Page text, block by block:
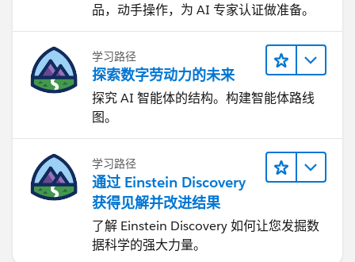
品，动手操作，为 AI 专家认证做准备。
学习路径
探索数字劳动力的未来
探究 AI 智能体的结构。构建智能体路线
图。
学习路径
通过 Einstein Discovery
获得见解并改进结果
了解 Einstein Discovery 如何让您发掘数
据科学的强大力量。